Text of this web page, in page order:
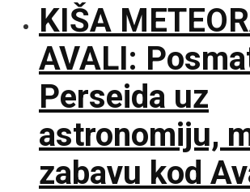
KIŠA
AVALI:
Perseida uz
astronomiju,
zabavu kod